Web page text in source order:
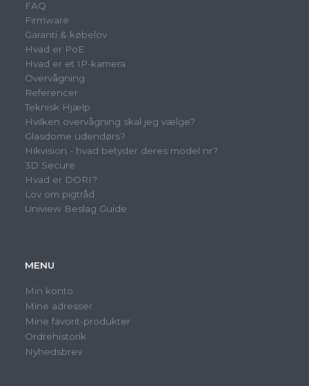
FAQ
Firmware
Garanti & købelov
Hvad er PoE
Hvad er et IP-kamera
Overvågning
Referencer
Teknisk Hjælp
Hvilken overvågning skal jeg vælge?
Glasdome udendørs?
Hikvision - hvad betyder deres model nr?
3D Secure
Hvad er DORI?
Lov om pigtråd
Uniview Beslag Guide
MENU
Min konto
Mine adresser
Mine favorit-produkter
Ordrehistorik
Nyhedsbrev